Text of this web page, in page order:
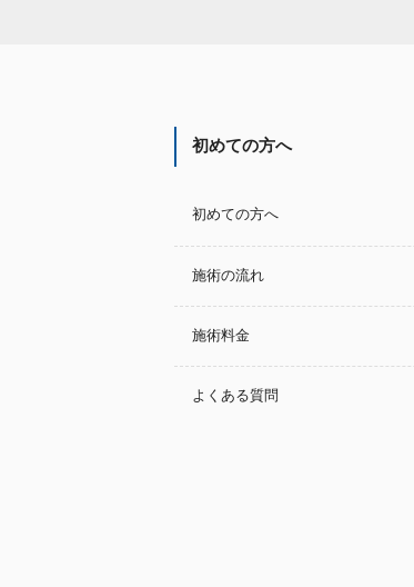
初めての方へ
初めての方へ
施術の流れ
施術料金
よくある質問